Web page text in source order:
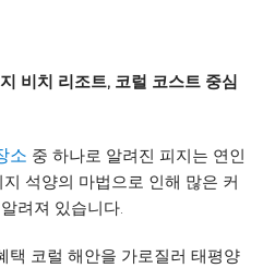
비치 리조트, 코럴 코스트 중심
소 중 하나로 알려진 피지는 연인
석양의 마법으로 인해 많은 커
려져 있습니다.
택 코럴 해안을 가로질러 태평양